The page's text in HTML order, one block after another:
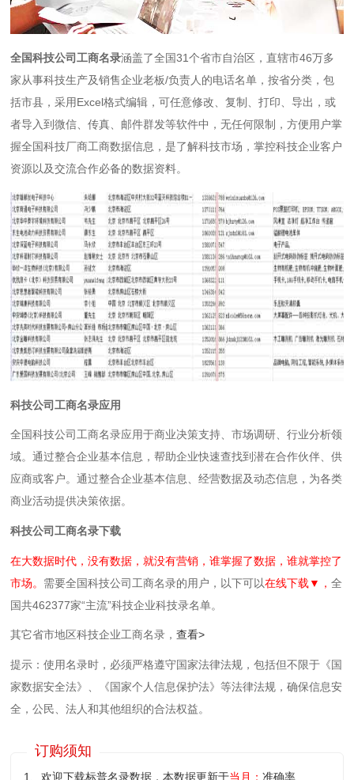
全国科技公司工商名录涵盖了全国31个省市自治区，直辖市46万多
家从事科技生产及销售企业老板/负责人的电话名单，按省分类，包
括市县，采用Excel格式编辑，可任意修改、复制、打印、导出，或
者导入到微信、传真、邮件群发等软件中，无任何限制，方便用户掌
握全国科技厂商工商数据信息，是了解科技市场，掌控科技企业客户
资源以及交流合作必备的数据资料。
科技公司工商名录应用
全国科技公司工商名录应用于商业决策支持、市场调研、行业分析领
域。通过整合企业基本信息，帮助企业快速查找到潜在合作伙伴、供
应商或客户。通过整合企业基本信息、经营数据及动态信息，为各类
商业活动提供决策依据。
科技公司工商名录下载
在大数据时代，没有数据，就没有营销，谁掌握了数据，谁就掌控了
市场。 需要全国科技公司工商名录的用户，以下可以在线下载▼，全
国共462377家“主流”科技企业科技录名单。
其它省市地区科技企业工商名录，查看>
提示：使用名录时，必须严格遵守国家法律法规，包括但不限于《国
家数据安全法》、《国家个人信息保护法》等‌法律法规，确保信息安
全，公民、法人和其他组织的合法权益。
订购须知
1、欢迎下载标普名录数据，本数据更新于当月；准确率